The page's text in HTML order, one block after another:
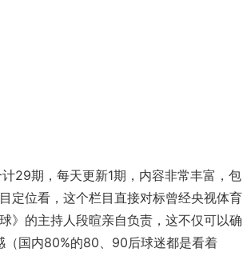
29期，每天更新1期，内容非常丰富，包
定位看，这个栏目直接对标曾经央视体育
》的主持人段暄亲自负责，这不仅可以确
国内80%的80、90后球迷都是看着